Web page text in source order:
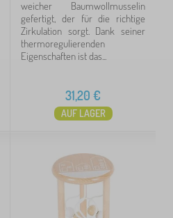
weicher Baumwollmusselin
gefertigt, der für die richtige
Zirkulation sorgt. Dank seiner
thermoregulierenden
Eigenschaften ist das...
31,20 €
AUF LAGER